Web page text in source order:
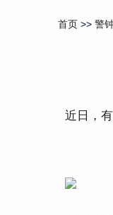
首页 >> 警
近日，